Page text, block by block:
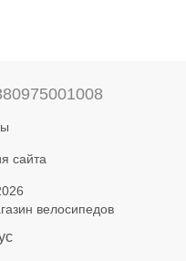
сайта
велосипедов